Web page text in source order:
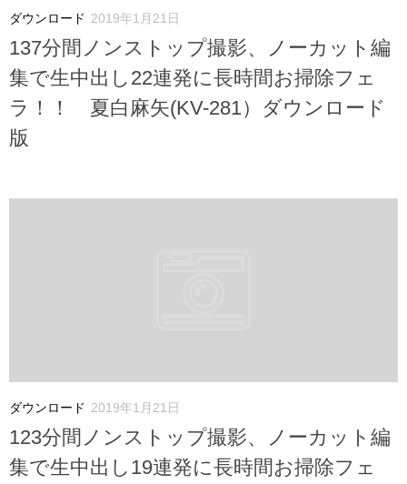
ダウンロード 2019年1月21日
137分間ノンストップ撮影、ノーカット編
集で生中出し22連発に長時間お掃除フェ
ラ！！ 夏白麻矢(KV-281）ダウンロード
版
ダウンロード 2019年1月21日
123分間ノンストップ撮影、ノーカット編
集で生中出し19連発に長時間お掃除フェ